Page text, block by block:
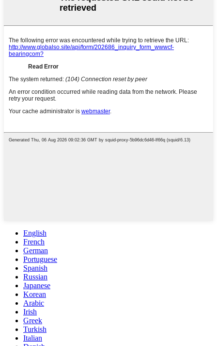
English
French
German
Portuguese
Spanish
Russian
Japanese
Korean
Arabic
Irish
Greek
Turkish
Italian